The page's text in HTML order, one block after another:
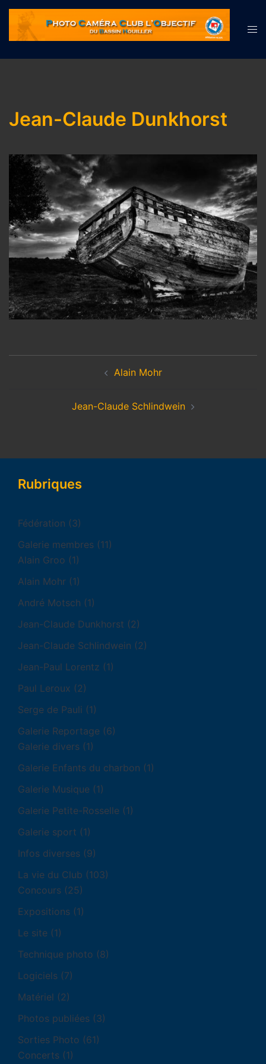
Jean-Claude Dunkhorst
Alain Mohr
Jean-Claude Schlindwein
Rubriques
Fédération (3)
Galerie membres (11)
Alain Groo (1)
Alain Mohr (1)
André Motsch (1)
Jean-Claude Dunkhorst (2)
Jean-Claude Schlindwein (2)
Jean-Paul Lorentz (1)
Paul Leroux (2)
Serge de Pauli (1)
Galerie Reportage (6)
Galerie divers (1)
Galerie Enfants du charbon (1)
Galerie Musique (1)
Galerie Petite-Rosselle (1)
Galerie sport (1)
Infos diverses (9)
La vie du Club (103)
Concours (25)
Expositions (1)
Le site (1)
Technique photo (8)
Logiciels (7)
Matériel (2)
Photos publiées (3)
Sorties Photo (61)
Concerts (1)